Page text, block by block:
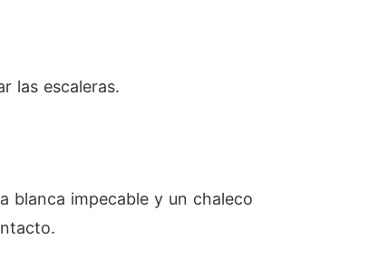
las escaleras.
blanca impecable y un chaleco